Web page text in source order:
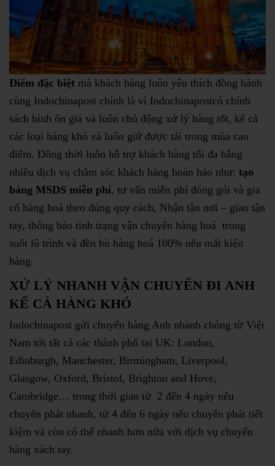
Điểm đặc biệt mà khách hàng luôn yêu thích đồng hành
cùng Indochinapost chính là vì Indochinapostcó chính
sách bình ổn giá và luôn chủ động xử lý hàng tốt, kể cả
các loại hàng khó và luôn giữ được tải trong mùa cao
điểm. Đồng thời luôn hỗ trợ khách hàng tối đa bằng
nhiều dịch vụ chăm sóc khách hàng hoàn hảo như: tạo
bảng MSDS miễn phí, tư vấn miễn phí đóng gói và gia
cố hàng hoá theo đúng quy cách, Nhận tận nơi – giao tận
tay, thông báo tình trạng vận chuyển hàng hoá trong
suốt lộ trình và đền bù hàng hoá 100% nếu mất kiện
hàng.
XỬ LÝ NHANH VẬN CHUYỂN ĐI ANH
KỂ CẢ HÀNG KHÓ
Indochinapost gửi chuyển hàng Anh nhanh chóng từ Việt
Nam tới tất cả các thành phố tại UK: London,
Edinburgh, Manchester, Birmingham, Liverpool,
Glasgow, Oxford, Bristol, Brighton and Hove,
Cambridge… trong thời gian từ 2 đến 4 ngày nếu
chuyển phát nhanh, từ 4 đến 6 ngày nếu chuyển phát tiết
kiệm và còn có thể nhanh hơn nữa với dịch vụ chuyển
hàng xách tay.